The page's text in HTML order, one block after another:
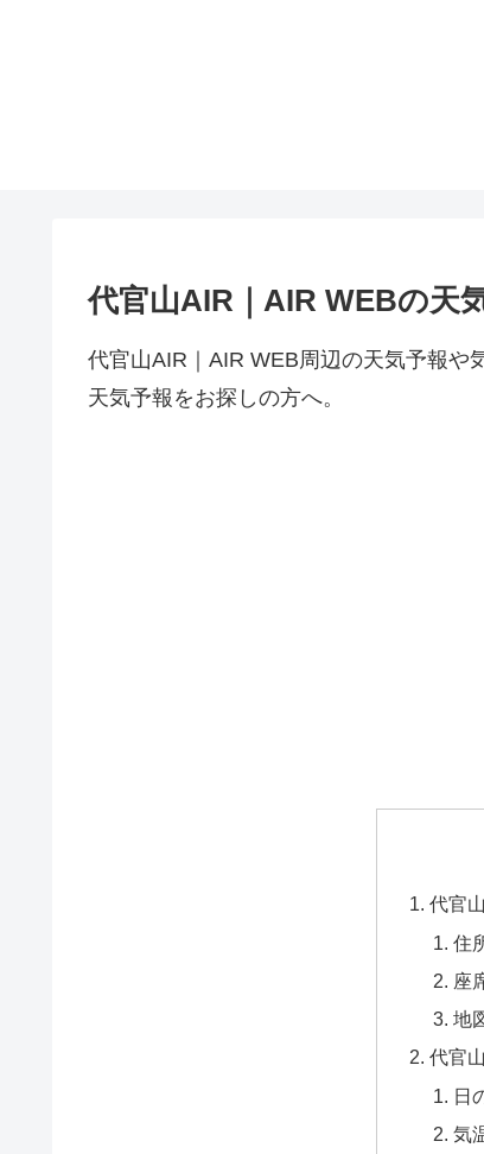
代官山AIR｜AIR WEBの天
代官山AIR｜AIR WEB周辺の天気予報や
天気予報をお探しの方へ。
代官
住
座
地
代官
日
気